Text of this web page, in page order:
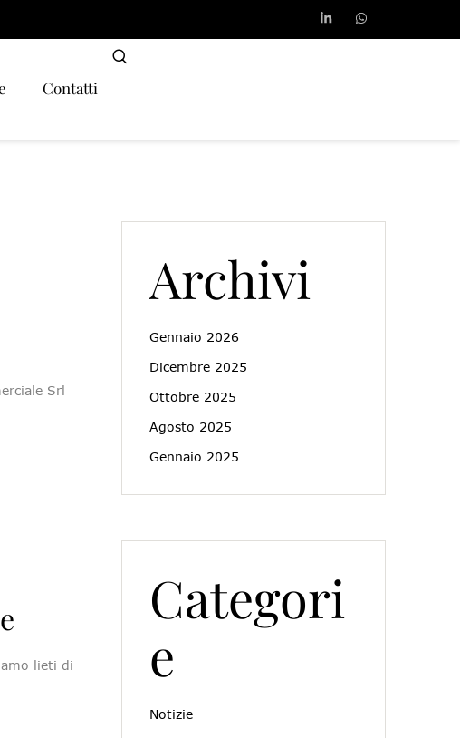
Contatti
Srl
lieti di
Archivi
Gennaio 2026
Dicembre 2025
Ottobre 2025
Agosto 2025
Gennaio 2025
Categori
e
Notizie